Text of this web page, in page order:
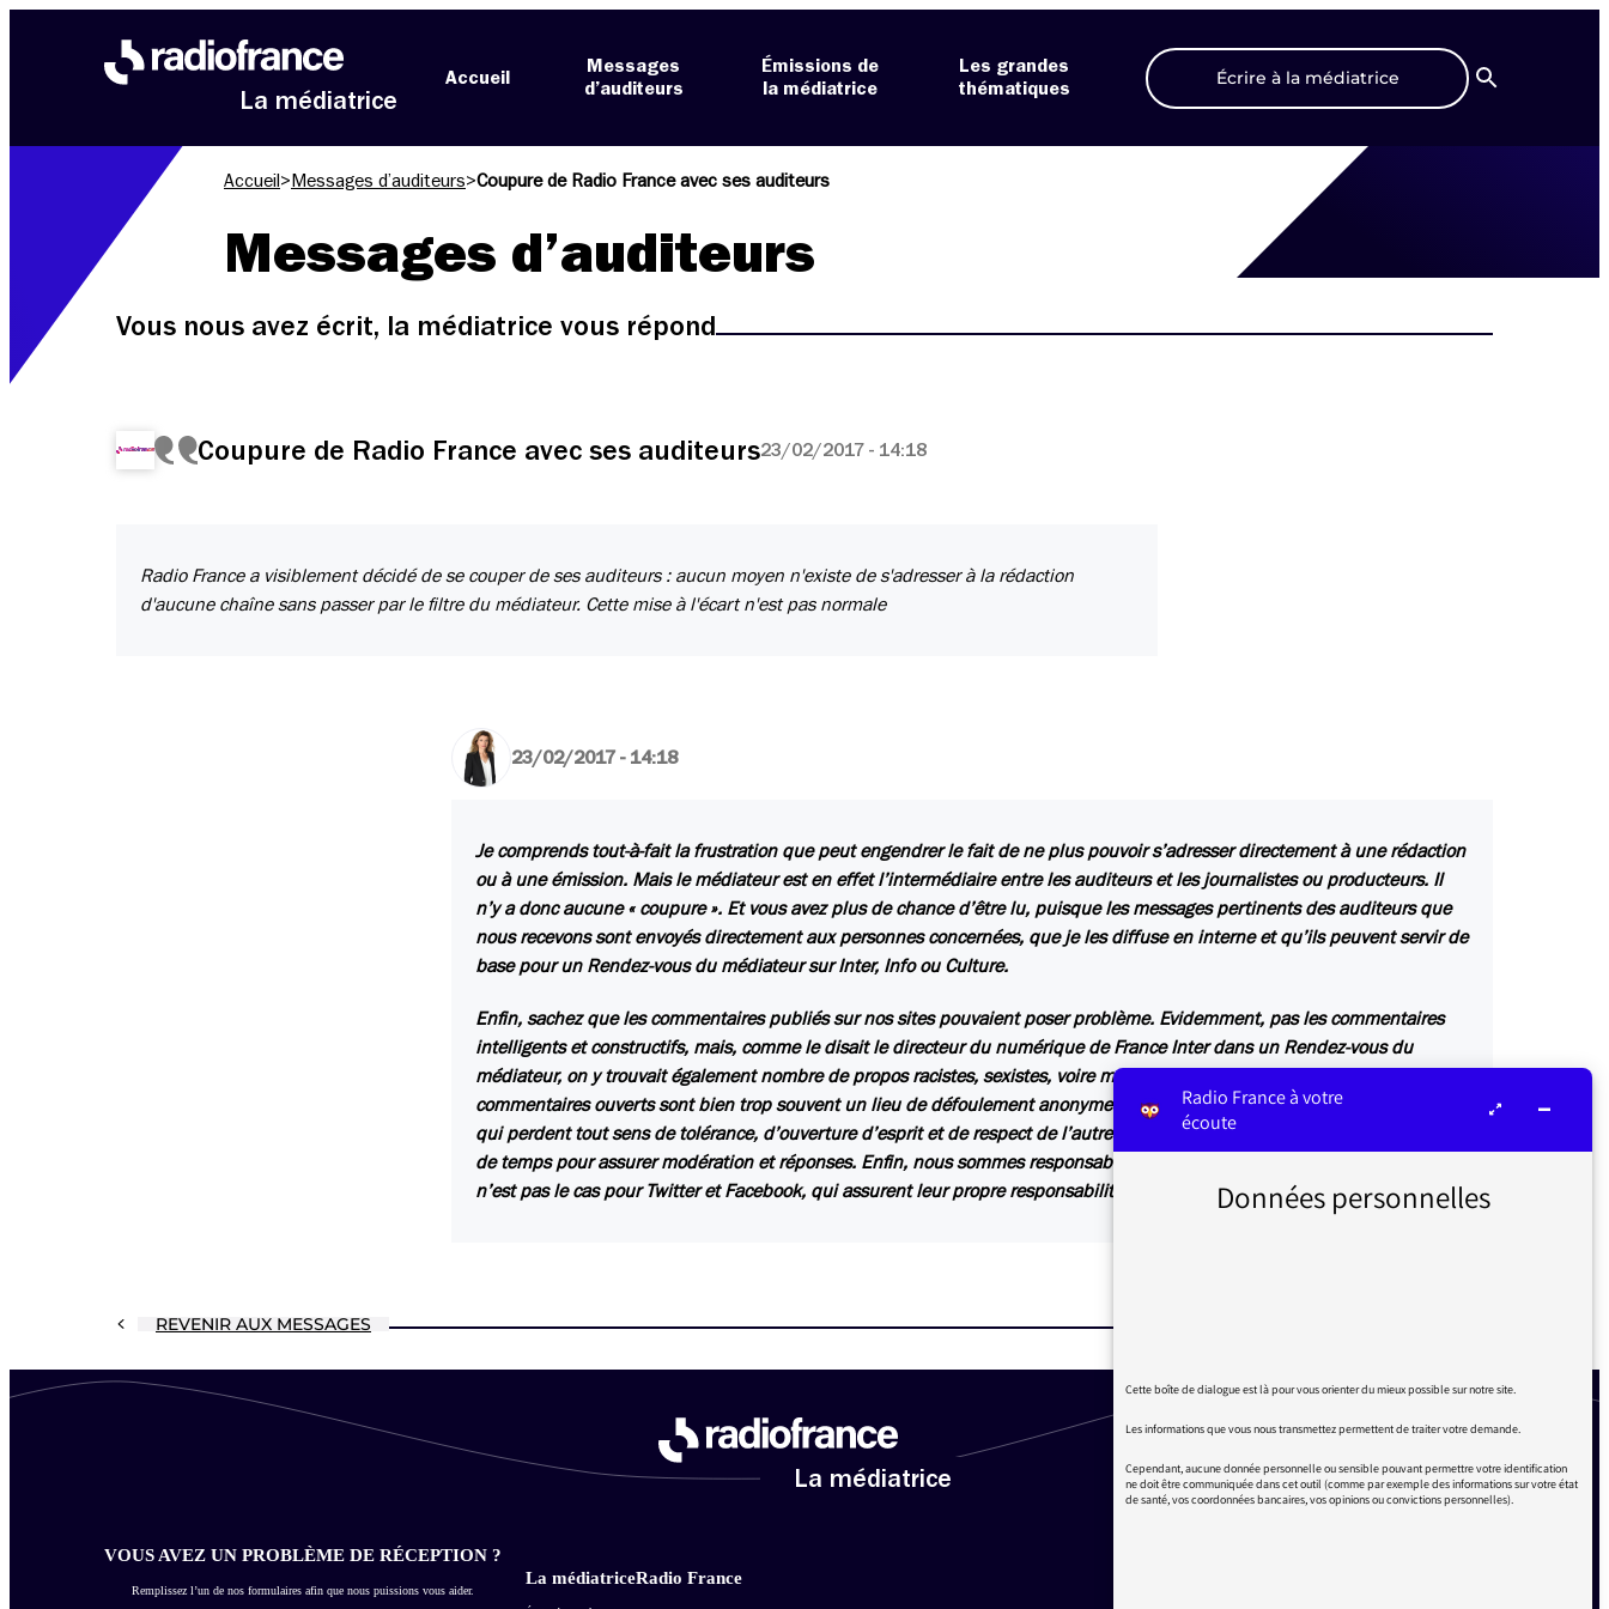
La médiatrice
Accueil
Messages
d’auditeurs
Émissions de
la médiatrice
Les grandes
thématiques
Écrire à la médiatrice
Recherche
Accueil > Messages d’auditeurs>Coupure de Radio France avec ses auditeurs
Messages d’auditeurs
Vous nous avez écrit, la médiatrice vous répond
Coupure de Radio France avec ses auditeurs23/02/2017 - 14:18
Radio France a visiblement décidé de se couper de ses auditeurs : aucun moyen n'existe de s'adresser à la rédaction
d'aucune chaîne sans passer par le filtre du médiateur. Cette mise à l'écart n'est pas normale
23/02/2017 - 14:18
Je comprends tout-à-fait la frustration que peut engendrer le fait de ne plus pouvoir s’adresser directement à une rédaction
ou à une émission. Mais le médiateur est en effet l’intermédiaire entre les auditeurs et les journalistes ou producteurs. Il
n’y a donc aucune « coupure ». Et vous avez plus de chance d’être lu, puisque les messages pertinents des auditeurs que
nous recevons sont envoyés directement aux personnes concernées, que je les diffuse en interne et qu’ils peuvent servir de
base pour un Rendez-vous du médiateur sur Inter, Info ou Culture.
Enfin, sachez que les commentaires publiés sur nos sites pouvaient poser problème. Evidemment, pas les commentaires
intelligents et constructifs, mais, comme le disait le directeur du numérique de France Inter dans un Rendez-vous du
médiateur, on y trouvait également nombre de propos racistes, sexistes, voire menaçants. Vous le savez bien, les
commentaires ouverts sont bien trop souvent un lieu de défoulement anonyme et irresponsable, où nombreux sont ceux
qui perdent tout sens de tolérance, d’ouverture d’esprit et de respect de l’autre. Et journalistes et producteurs manquent
de temps pour assurer modération et réponses. Enfin, nous sommes responsables de ce qui est publié sur nos sites; ce qui
n’est pas le cas pour Twitter et Facebook, qui assurent leur propre responsabilité.
REVENIR AUX MESSAGES
La médiatrice
VOUS AVEZ UN PROBLÈME DE RÉCEPTION ?
Remplissez l’un de nos formulaires afin que nous puissions vous aider.
La médiatriceRadio France
Radio France à votre
écoute
Données personnelles
Cette boîte de dialogue est là pour vous orienter du mieux possible sur notre site.
Les informations que vous nous transmettez permettent de traiter votre demande.
Cependant, aucune donnée personnelle ou sensible pouvant permettre votre identification
ne doit être communiquée dans cet outil (comme par exemple des informations sur votre état
de santé, vos coordonnées bancaires, vos opinions ou convictions personnelles).